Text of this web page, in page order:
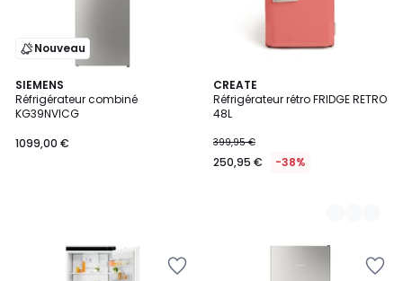
Nouveau
SIEMENS
Réfrigérateur combiné
KG39NVICG
1099,00 €
CREATE
Réfrigérateur rétro FRIDGE RETRO
48L
399,95 €
250,95 € -38%
10
Couleurs